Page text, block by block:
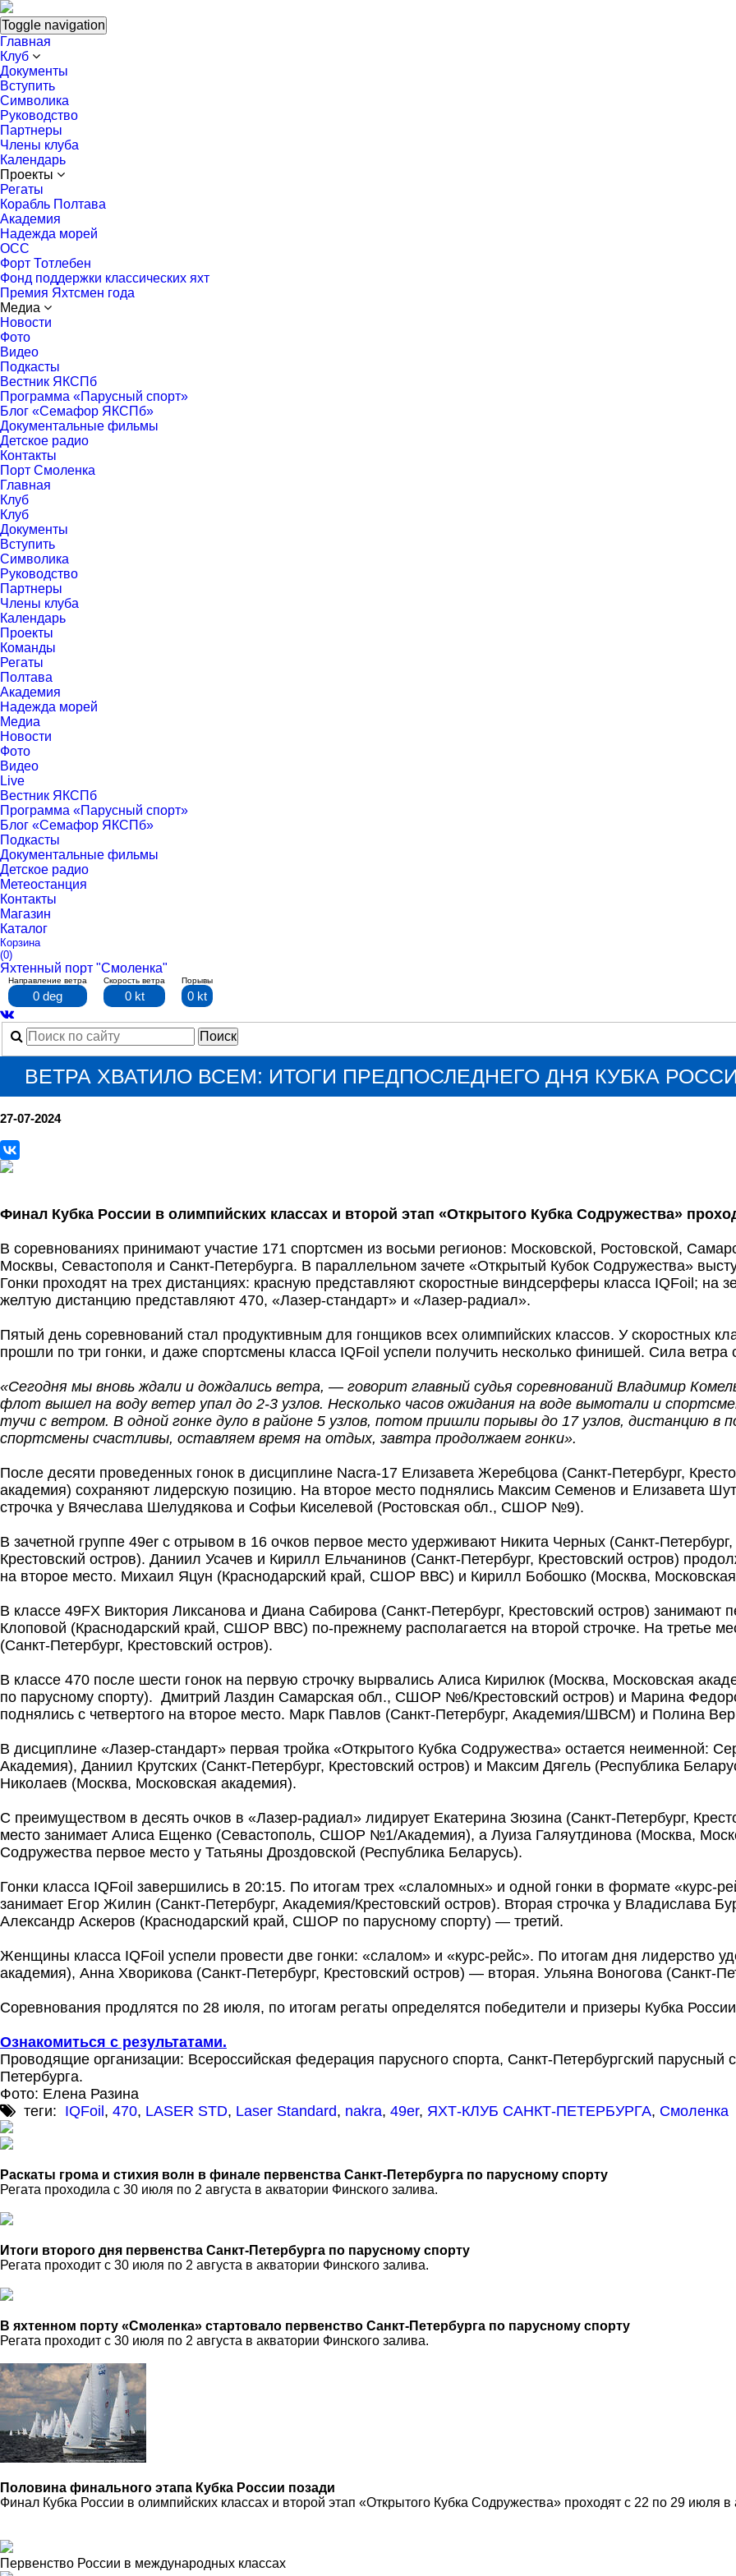
Toggle navigation
Главная
Клуб
Документы
Вступить
Символика
Руководство
Партнеры
Члены клуба
Календарь
Проекты
Регаты
Корабль Полтава
Академия
Надежда морей
ОСС
Форт Тотлебен
Фонд поддержки классических яхт
Премия Яхтсмен года
Медиа
Новости
Фото
Видео
Подкасты
Вестник ЯКСПб
Программа «Парусный спорт»
Блог «Семафор ЯКСПб»
Документальные фильмы
Детское радио
Контакты
Порт Смоленка
Главная
Клуб
Клуб
Документы
Вступить
Символика
Руководство
Партнеры
Члены клуба
Календарь
Проекты
Команды
Регаты
Полтава
Академия
Надежда морей
Медиа
Новости
Фото
Видео
Live
Вестник ЯКСПб
Программа «Парусный спорт»
Блог «Семафор ЯКСПб»
Подкасты
Документальные фильмы
Детское радио
Метеостанция
Контакты
Магазин
Каталог
Корзина
(0)
Яхтенный порт "Смоленка"
Направление ветра
0 deg
Скорость ветра
0 kt
Порывы
0 kt
ВЕТРА ХВАТИЛО ВСЕМ: ИТОГИ ПРЕДПОСЛЕДНЕГО ДНЯ КУБКА
27-07-2024
Финал Кубка России в олимпийских классах и второй этап «Открытого Кубка Содружества»
В соревнованиях принимают участие 171 спортсмен из восьми регионов: Московской, Ростовской,
Москвы, Севастополя и Санкт-Петербурга. В параллельном зачете «Открытый Кубок Содружества»
Гонки проходят на трех дистанциях: красную представляют скоростные виндсерферы класса IQFoil;
желтую дистанцию представляют 470, «Лазер-стандарт» и «Лазер-радиал».
Пятый день соревнований стал продуктивным для гонщиков всех олимпийских классов. У скоростных
прошли по три гонки, и даже спортсмены класса IQFoil успели получить несколько финишей. Сила ветра
«Сегодня мы вновь ждали и дождались ветра, — говорит главный судья соревнований Владимир
флот вышел на воду ветер упал до 2-3 узлов. Несколько часов ожидания на воде вымотали и
тучи с ветром. В одной гонке дуло в районе 5 узлов, потом пришли порывы до 17 узлов, дистанцию в
спортсмены счастливы, оставляем время на отдых, завтра продолжаем гонки».
После десяти проведенных гонок в дисциплине Nacra-17 Елизавета Жеребцова (Санкт-Петербург,
академия) сохраняют лидерскую позицию. На второе место поднялись Максим Семенов и Елизавета
строчка у Вячеслава Шелудякова и Софьи Киселевой (Ростовская обл., СШОР №9).
В зачетной группе 49er с отрывом в 16 очков первое место удерживают Никита Черных (Санкт-
Крестовский остров). Даниил Усачев и Кирилл Ельчанинов (Санкт-Петербург, Крестовский остров)
на второе место. Михаил Яцун (Краснодарский край, СШОР ВВС) и Кирилл Бобошко (Москва,
В классе 49FX Виктория Ликсанова и Диана Сабирова (Санкт-Петербург, Крестовский остров)
Клоповой (Краснодарский край, СШОР ВВС) по-прежнему располагается на второй строчке. На третье
(Санкт-Петербург, Крестовский остров).
В классе 470 после шести гонок на первую строчку вырвались Алиса Кирилюк (Москва, Московская
по парусному спорту). Дмитрий Лаздин Самарская обл., СШОР №6/Крестовский остров) и Марина
поднялись с четвертого на второе место. Марк Павлов (Санкт-Петербург, Академия/ШВСМ) и Полина
В дисциплине «Лазер-стандарт» первая тройка «Открытого Кубка Содружества» остается неименной:
Академия), Даниил Крутских (Санкт-Петербург, Крестовский остров) и Максим Дягель (Республика
Николаев (Москва, Московская академия).
С преимуществом в десять очков в «Лазер-радиал» лидирует Екатерина Зюзина (Санкт-Петербург,
место занимает Алиса Ещенко (Севастополь, СШОР №1/Академия), а Луиза Галяутдинова (Москва,
Содружества первое место у Татьяны Дроздовской (Республика Беларусь).
Гонки класса IQFoil завершились в 20:15. По итогам трех «слаломных» и одной гонки в формате «курс-
занимает Егор Жилин (Санкт-Петербург, Академия/Крестовский остров). Вторая строчка у Владислава
Александр Аскеров (Краснодарский край, СШОР по парусному спорту) — третий.
Женщины класса IQFoil успели провести две гонки: «слалом» и «курс-рейс». По итогам дня лидерство
академия), Анна Хворикова (Санкт-Петербург, Крестовский остров) — вторая. Ульяна Воногова (Санкт-
Соревнования продлятся по 28 июля, по итогам регаты определятся победители и призеры Кубка
Ознакомиться с результатами.
Проводящие организации: Всероссийская федерация парусного спорта, Санкт-Петербургский парусный
Петербурга.
Фото: Елена Разина
теги: IQFoil, 470, LASER STD, Laser Standard, nakra, 49er, ЯХТ-КЛУБ САНКТ-ПЕТЕРБУРГА, Смоленка
Раскаты грома и стихия волн в финале первенства Санкт-Петербурга по парусному спорту
Регата проходила с 30 июля по 2 августа в акватории Финского залива.
Итоги второго дня первенства Санкт-Петербурга по парусному спорту
Регата проходит с 30 июля по 2 августа в акватории Финского залива.
В яхтенном порту «Смоленка» стартовало первенство Санкт-Петербурга по парусному спорту
Регата проходит с 30 июля по 2 августа в акватории Финского залива.
Половина финального этапа Кубка России позади
Финал Кубка России в олимпийских классах и второй этап «Открытого Кубка Содружества» проходят с 22 по 29 июля в
Первенство России в международных классах